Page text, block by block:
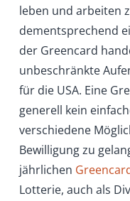
leben und arbeiten
dementsprechend
der Greencard
unbeschränkte
für die USA. Eine
generell kein
verschiedene
Bewilligung zu
jährlichen
Lotterie, auch als